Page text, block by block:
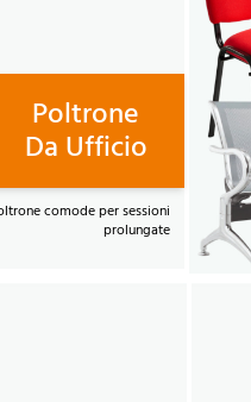
Poltrone
Da Ufficio
comode per sessioni
prolungate